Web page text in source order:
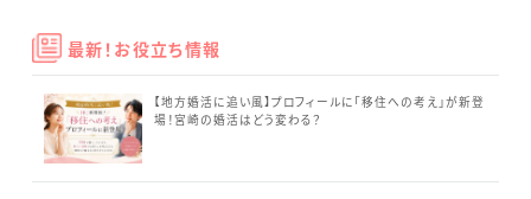
最新！お役立ち情報
【地方婚活に追い風】プロフィールに「移住への考え」が新登
場！宮崎の婚活はどう変わる？